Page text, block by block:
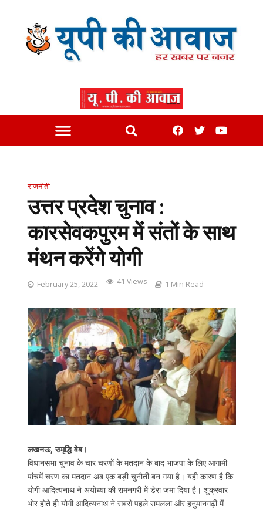
राजनीती
उत्तर प्रदेश चुनाव :
कारसेवकपुरम में संतों के साथ
मंथन करेंगे योगी
February 25, 2022 41 Views 1 Min Read
लखनऊ, समृद्धि वेब।
विधानसभा चुनाव के चार चरणों के मतदान के बाद भाजपा के लिए आगामी
पांचमें चरण का मतदान अब एक बड़ी चुनौती बन गया है। यही कारण है कि
योगी आदित्यनाथ ने अयोध्या की रामनगरी में डेरा जमा दिया है। शुक्रवार
भोर होते ही योगी आदित्यनाथ ने सबसे पहले रामलला और हनुमानगढ़ी में